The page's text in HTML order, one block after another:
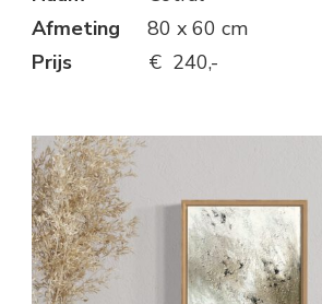
Afmeting 80 x 60 cm
Prijs
€ 240,-